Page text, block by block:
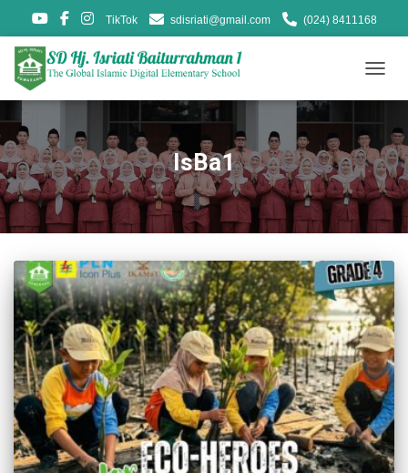
TikTok sdisriati@gmail.com (024) 8411168
IsBa1